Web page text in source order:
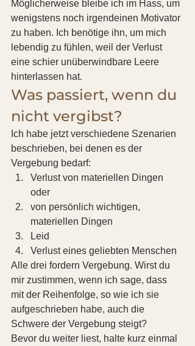
Möglicherweise bleibe ich im Hass, um
wenigstens noch irgendeinen Motivator
zu haben. Ich benötige ihn, um mich
lebendig zu fühlen, weil der Verlust
eine schier unüberwindbare Leere
hinterlassen hat.
Was passiert, wenn du
nicht vergibst?
Ich habe jetzt verschiedene Szenarien
beschrieben, bei denen es der
Vergebung bedarf:
Verlust von materiellen Dingen
oder
von persönlich wichtigen,
materiellen Dingen
Leid
Verlust eines geliebten Menschen
Alle drei fordern Vergebung. Wirst du
mir zustimmen, wenn ich sage, dass
mit der Reihenfolge, so wie ich sie
aufgeschrieben habe, auch die
Schwere der Vergebung steigt?
Bevor du weiter liest, halte kurz einmal